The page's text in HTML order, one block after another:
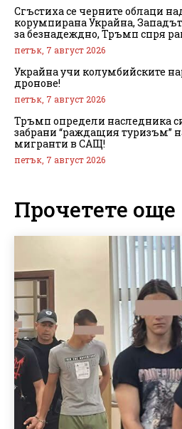
Сгъстиха се черните облаци
корумпирана Украйна,
за безнадеждно, Тръмп спря
петък, 7 август 2026
Украйна учи колумбийските
дронове!
петък, 7 август 2026
Тръмп определи наследника
забрани “раждащия туризъм”
мигранти в САЩ!
петък, 7 август 2026
Прочетете още